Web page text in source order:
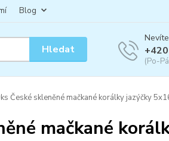
Blog
Hledat
(Po-
České skleněné mačkané korálky jazýčky
mačkané